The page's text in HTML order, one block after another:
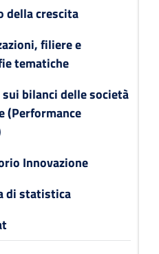
della crescita
filiere e
tematiche
bilanci delle società
(Performance
Innovazione
di statistica